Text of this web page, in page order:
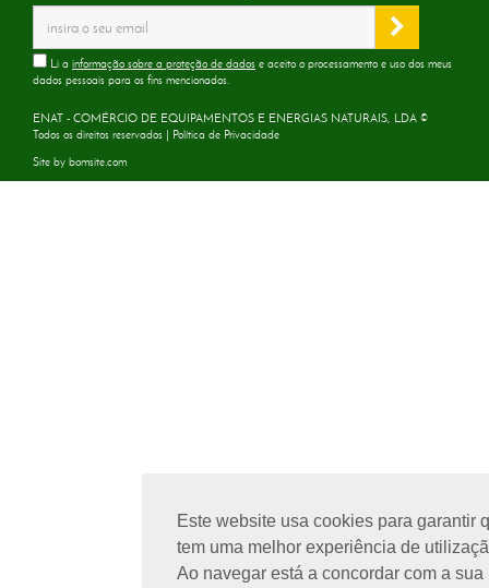
Este website usa cookies para garantir
tem uma melhor experiência de
Ao navegar está a concordar com a sua
Li a informação sobre a proteção de dados e aceito o processamento e uso dos meus
dados pessoais para os fins mencionados.
ENAT - COMÉRCIO DE EQUIPAMENTOS E ENERGIAS NATURAIS, LDA ©
Todos os direitos reservados | Política de Privacidade
Site by bomsite.com